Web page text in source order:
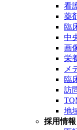
看
薬
臨
中
画
栄
メ
臨
訪
地
採用情報